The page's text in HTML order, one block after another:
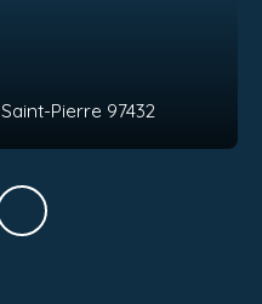
Saint-Pierre 97432